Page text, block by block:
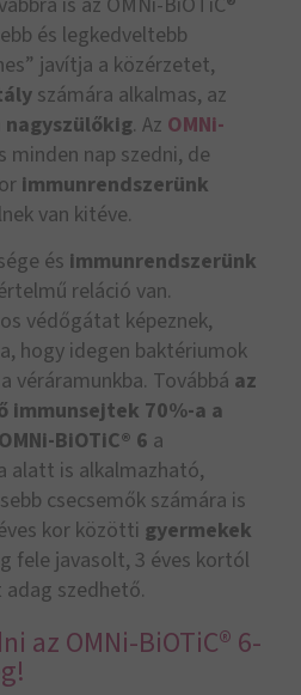
és legkedveltebb
javítja a közérzetet,
számára alkalmas, az
nagyszülőkig. Az OMNi-
minden nap szedni, de
immunrendszerünk
van kitéve.
és immunrendszerünk
reláció van.
védőgátat képeznek,
hogy idegen baktériumok
véráramunkba. Továbbá az
70%-a a
OMNi-BiOTiC® 6 a
alatt is alkalmazható,
csecsemők számára is
kor közötti gyermekek
fele javasolt, 3 éves kortól
szedhető.
az OMNi-BiOTiC® 6-